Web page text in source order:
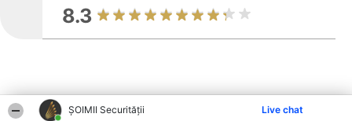
ȘOIMII Securității Live chat
8.3